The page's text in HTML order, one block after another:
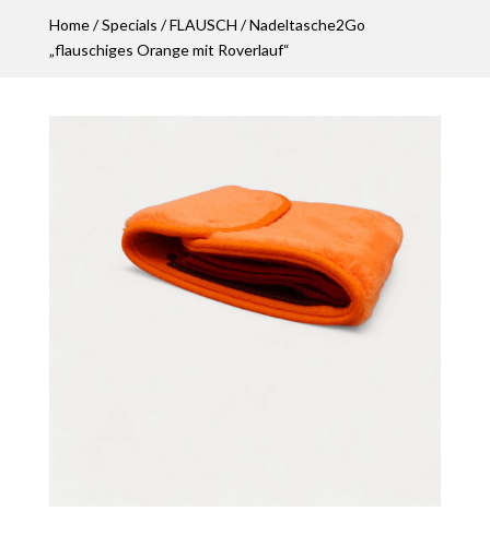
Home/Specials /FLAUSCH / Nadeltasche2Go
„flauschiges Orange mit Roverlauf“